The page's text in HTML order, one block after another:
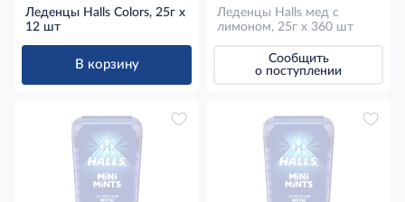
Леденцы Halls Colors, 25г x
12 шт
В корзину
Леденцы Halls мед с
лимоном, 25г x 360 шт
Сообщить
о поступлении